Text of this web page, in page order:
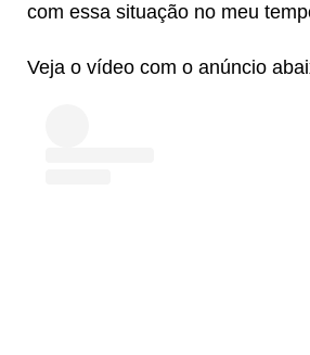
com essa situação no meu
Veja o vídeo com o anúncio